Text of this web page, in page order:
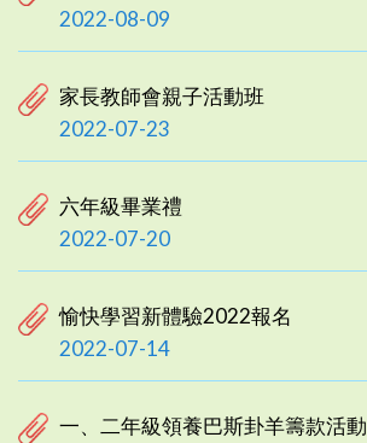
2022-08-09
家長教師會親子活動班
2022-07-23
六年級畢業禮
2022-07-20
愉快學習新體驗2022報名
2022-07-14
一、二年級領養巴斯卦羊籌款活動